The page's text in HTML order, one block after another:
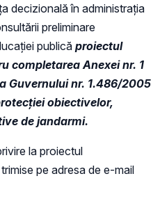
decizională în administraţia
preliminare
publică proiectul
completarea Anexei nr. 1
Guvernului nr. 1.486/2005
obiectivelor,
de jandarmi.
la proiectul
pe adresa de e-mail